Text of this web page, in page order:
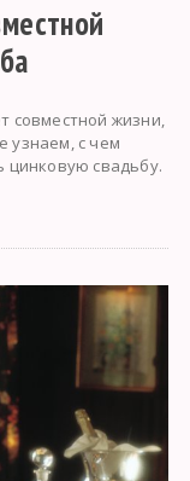
совместной жизни,
узнаем, с чем
цинковую свадьбу.